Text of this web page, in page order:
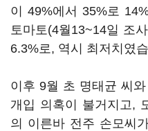
이 49%에서 35%로
토마토(4월13~14일 조
6.3%로, 역시 최저치였
이후 9월 초 명태균 씨
개입 의혹이 불거지고,
의 이른바 전주 손모씨